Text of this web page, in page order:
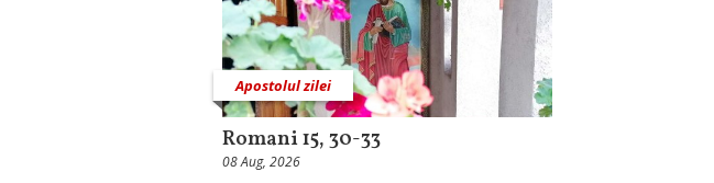
Apostolul zilei
Romani 15, 30-33
08 Aug, 2026